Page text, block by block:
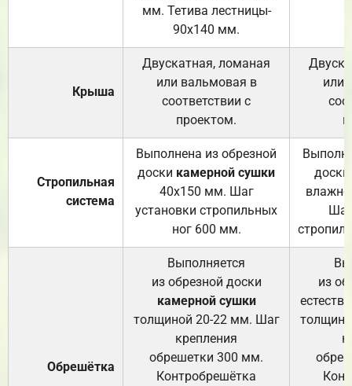
мм. Тетива лестницы-
90х140 мм.
Крыша
Двускатная, ломаная
или вальмовая в
соответствии с
проектом.
или
Стропильная
система
Выполнена из обрезной
доски камерной сушки
40х150 мм. Шаг
установки стропильных
ног 600 мм.
доски
Обрешётка
Выполняется
из обрезной доски
камерной сушки
толщиной 20-22 мм. Шаг
крепления
обрешетки 300 мм.
Контробрешётка
из